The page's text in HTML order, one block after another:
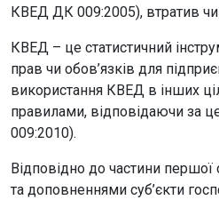
КВЕД ДК 009:2005), втратив
КВЕД – це статистичний
прав чи обов’язків для
використання КВЕД в інших
правилами, відповідаючи за
009:2010).
Відповідно до частини першої
та доповненнями суб’єкти